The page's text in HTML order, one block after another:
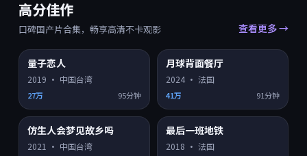
高分佳作
口碑国产片合集，畅享高清不卡观影 查看更多 →
9.4
量子恋人
2019 · 中国台湾
27万 95分钟
月球背面餐厅
2024· 法国
41万 91分钟
9.4
仿生人会梦见故乡吗
2021 · 中国台湾
9.4
最后一班地铁
2018 · 法国